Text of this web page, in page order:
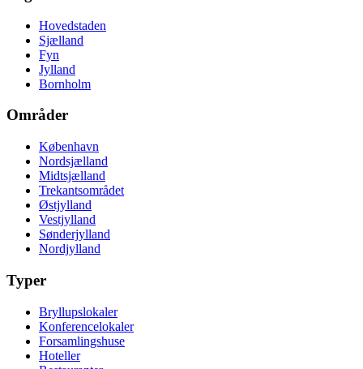
Hovedstaden
Sjælland
Fyn
Jylland
Bornholm
Områder
København
Nordsjælland
Midtsjælland
Trekantsområdet
Østjylland
Vestjylland
Sønderjylland
Nordjylland
Typer
Bryllupslokaler
Konferencelokaler
Forsamlingshuse
Hoteller